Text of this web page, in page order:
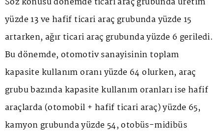
yüzde 13 ve hafif ticari araç grubunda yüzde 15
artarken, ağır ticari araç grubunda yüzde 6 geriledi.
Bu dönemde, otomotiv sanayisinin toplam
kapasite kullanım oranı yüzde 64 olurken, araç
grubu bazında kapasite kullanım oranları ise hafif
araçlarda (otomobil + hafif ticari araç) yüzde 65,
kamyon grubunda yüzde 54, otobüs-midibüs